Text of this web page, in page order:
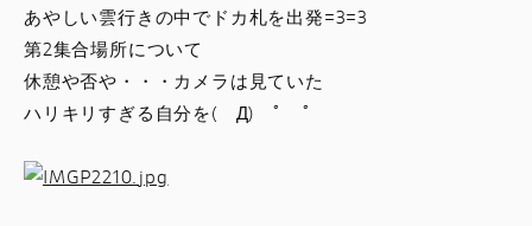
アパレル
コンフィギュレーター
お支払いシミュレーション
あやしい雲行きの中でドカ札を出発=3=3
第2集合場所について
休憩や否や・・・カメラは見ていた
ハリキリすぎる自分を( Д) ﾟ ﾟ